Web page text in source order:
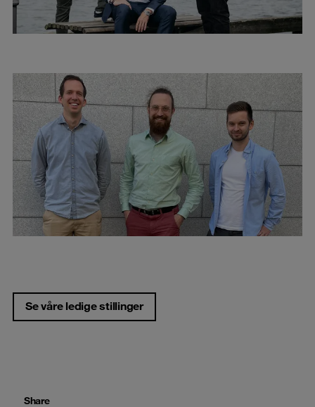
Share
Se våre ledige stillinger